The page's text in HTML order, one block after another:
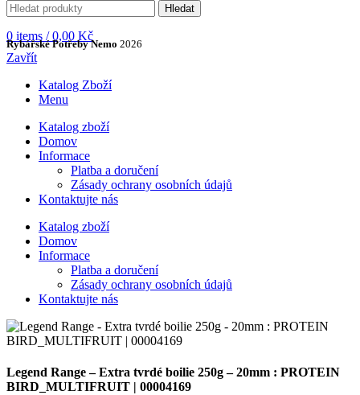
Hledat
0 items / 0,00 Kč
Rybářské Potřeby Nemo 2026
Zavřít
Katalog Zboží
Menu
Katalog zboží
Domov
Informace
Platba a doručení
Zásady ochrany osobních údajů
Kontaktujte nás
Katalog zboží
Domov
Informace
Platba a doručení
Zásady ochrany osobních údajů
Kontaktujte nás
Legend Range – Extra tvrdé boilie 250g – 20mm : PROTEIN
BIRD_MULTIFRUIT | 00004169